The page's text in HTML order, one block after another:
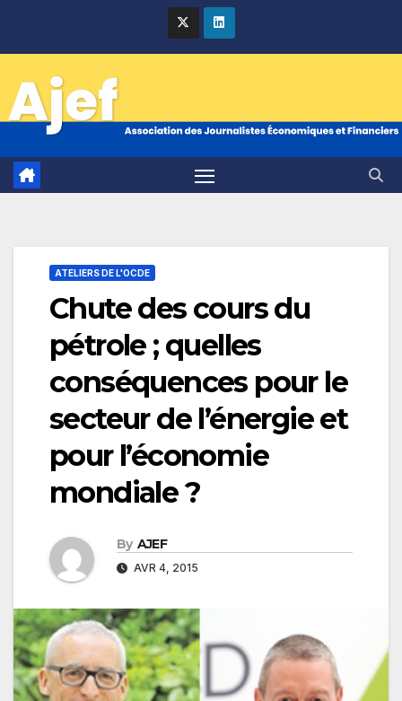
ATELIERS DE L'OCDE
Chute des cours du
pétrole ; quelles
conséquences pour le
secteur de l’énergie et
pour l’économie
mondiale ?
By AJEF
AVR 4, 2015